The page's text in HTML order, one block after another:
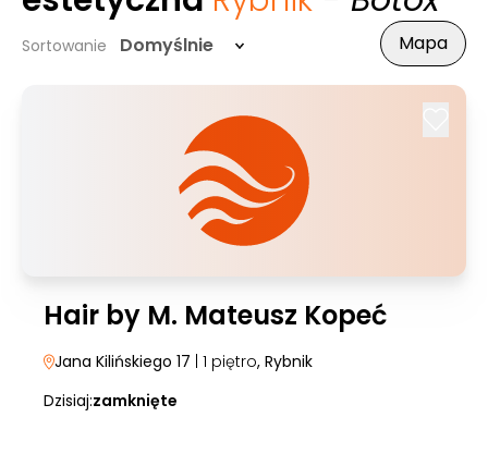
Sortowanie Domyślnie Mapa
Hair by M. Mateusz Kopeć
Jana Kilińskiego 17 | 1 piętro, Rybnik
Dzisiaj:zamknięte